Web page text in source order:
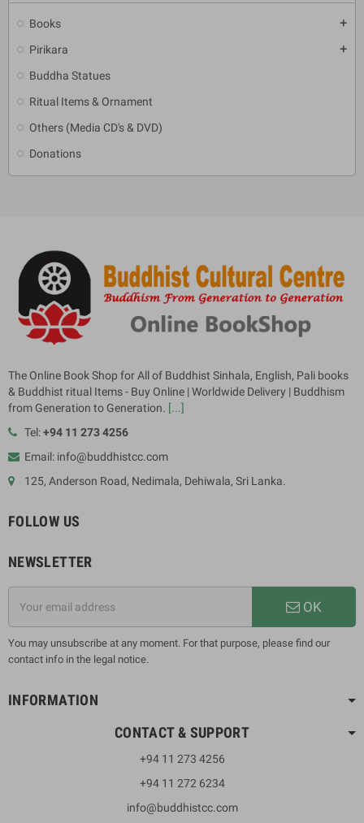
Books add
Pirikara add
Buddha Statues
Ritual Items & Ornament
Others (Media CD's & DVD)
Donations
The Online Book Shop for All of Buddhist Sinhala, English, Pali books
& Buddhist ritual Items - Buy Online | Worldwide Delivery | Buddhism
from Generation to Generation. [...]
Tel:+94 11 273 4256
Email: info@buddhistcc.com
125, Anderson Road, Nedimala, Dehiwala, Sri Lanka.
FOLLOW US
NEWSLETTER
OK
You may unsubscribe at any moment. For that purpose, please find our
contact info in the legal notice.
INFORMATION
CONTACT & SUPPORT
+94 11 273 4256
+94 11 272 6234
info@buddhistcc.com